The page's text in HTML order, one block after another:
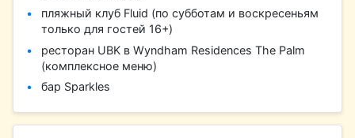
пляжный клуб Fluid (по субботам и воскресеньям
только для гостей 16+)
ресторан UBK в Wyndham Residences The Palm
(комплексное меню)
бар Sparkles